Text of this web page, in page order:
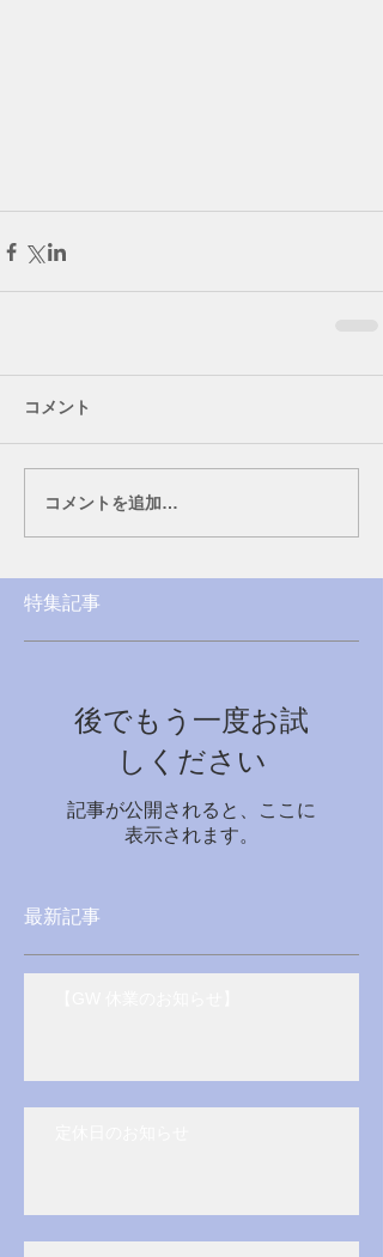
コメント
コメントを追加…
特集記事
後でもう一度お試
しください
記事が公開されると、ここに
表示されます。
最新記事